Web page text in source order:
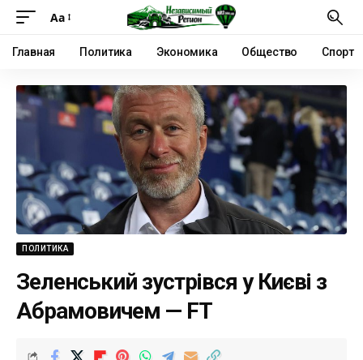
Аа
Главная Политика Экономика Общество Спорт
ПОЛИТИКА
Зеленський зустрівся у Києві з
Абрамовичем — FT